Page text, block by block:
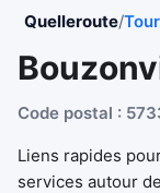
Quelleroute/
Code postal :
Liens rapides
services autour